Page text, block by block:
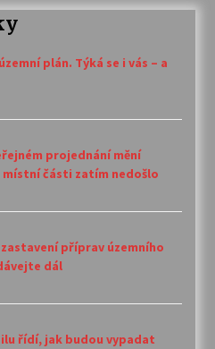
plán. Týká se i vás – a
projednání mění
části zatím nedošlo
příprav územního
dál
řídí, jak budou vypadat